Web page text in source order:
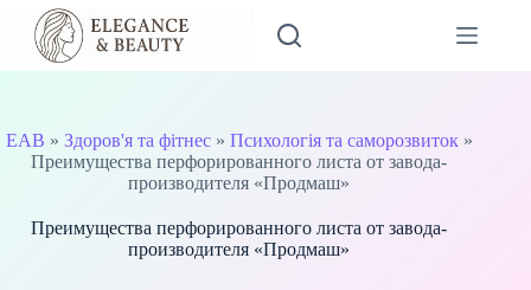
Перейти
вмісту
EAB » Здоров'я та фітнес» Психологія та саморозвиток»
Преимущества перфорированного листа от завода-
производителя «Продмаш»
Преимущества перфорированного листа от завода-
производителя «Продмаш»